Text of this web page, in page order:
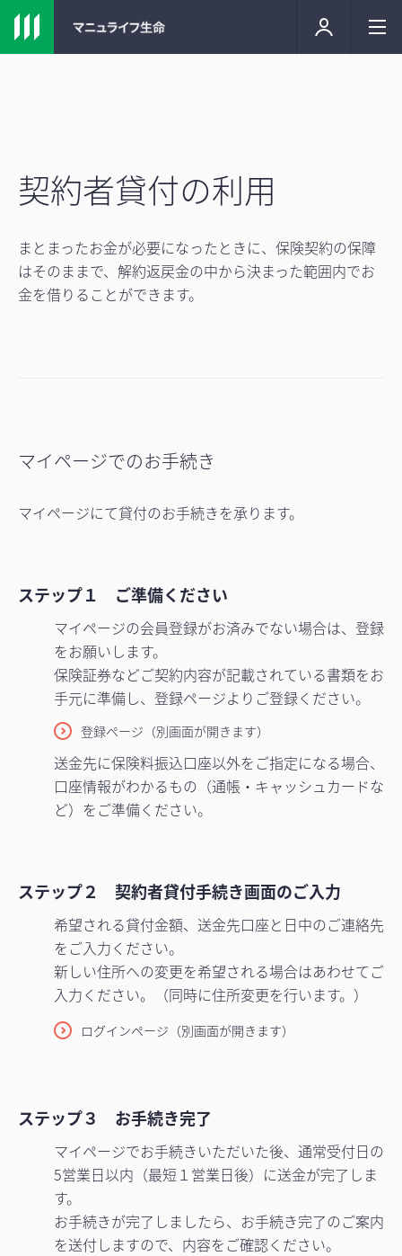
契約者貸付の利用
まとまったお金が必要になったときに、保険契約の保障
はそのままで、解約返戻金の中から決まった範囲内でお
金を借りることができます。
マイページでのお手続き
マイページにて貸付のお手続きを承ります。
ステップ１ ご準備ください
マイページの会員登録がお済みでない場合は、登録
をお願いします。
保険証券などご契約内容が記載されている書類をお
手元に準備し、登録ページよりご登録ください。
登録ページ（別画面が開きます）
送金先に保険料振込口座以外をご指定になる場合、
口座情報がわかるもの（通帳・キャッシュカードな
ど）をご準備ください。
ステップ２ 契約者貸付手続き画面のご入力
希望される貸付金額、送金先口座と日中のご連絡先
をご入力ください。
新しい住所への変更を希望される場合はあわせてご
入力ください。（同時に住所変更を行います。）
ログインページ（別画面が開きます）
ステップ３ お手続き完了
マイページでお手続きいただいた後、通常受付日の
5営業日以内（最短１営業日後）に送金が完了しま
す。
お手続きが完了しましたら、お手続き完了のご案内
を送付しますので、内容をご確認ください。